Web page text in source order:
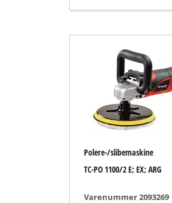
Trykluftværktøjer
Autokompressor
Multifunktionsværktøj
Høvle / fræsere
Røreværker
Polere-/slibemaskine
TC-PO 1100/2 E; EX; ARG
Varenummer 2093269